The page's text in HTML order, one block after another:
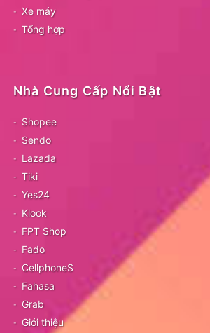
Xe máy
Tổng hợp
Nhà Cung Cấp Nổi Bật
Shopee
Sendo
Lazada
Tiki
Yes24
Klook
FPT Shop
Fado
CellphoneS
Fahasa
Grab
Giới thiệu